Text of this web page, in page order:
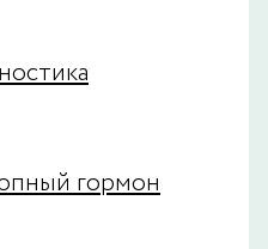
гормон